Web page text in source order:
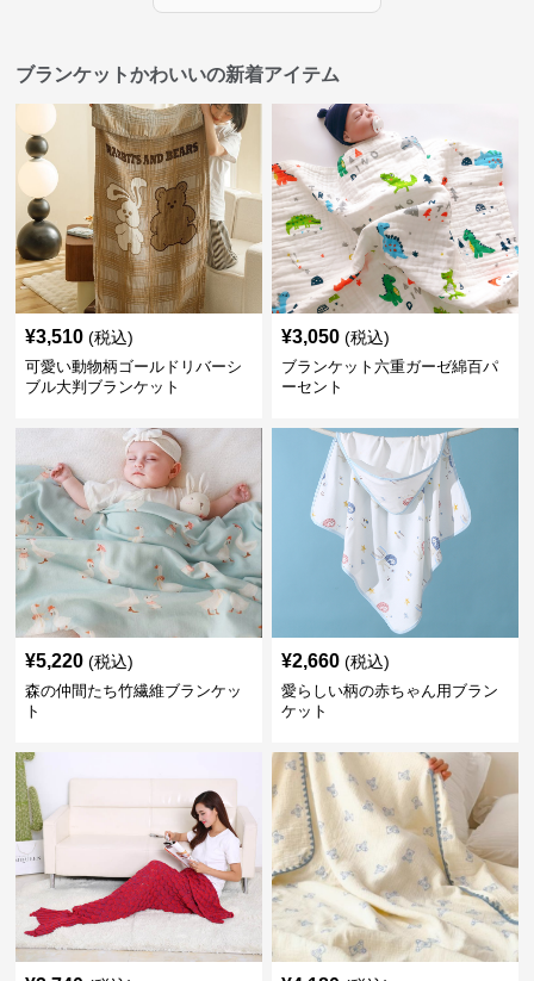
ブランケットかわいいの新着アイテム
¥3,510 (税込)
可愛い動物柄ゴールドリバーシ
ブル大判ブランケット
¥3,050 (税込)
ブランケット六重ガーゼ綿百パ
ーセント
¥5,220 (税込)
森の仲間たち竹繊維ブランケッ
ト
¥2,660 (税込)
愛らしい柄の赤ちゃん用ブラン
ケット